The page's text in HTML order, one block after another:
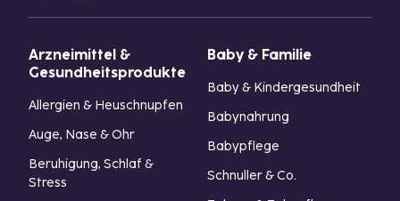
Arzneimittel &
Gesundheitsprodukte
Allergien & Heuschnupfen
Auge, Nase & Ohr
Beruhigung, Schlaf &
Stress
Baby & Familie
Baby & Kindergesundheit
Babynahrung
Babypflege
Schnuller & Co.